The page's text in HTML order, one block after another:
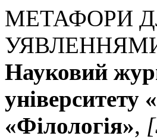
МЕТАФОРИ
Науковий
університету
«Філологія»,